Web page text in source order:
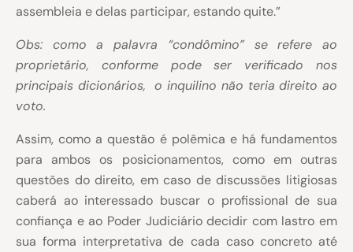
assembleia e delas participar, estando quite.”
Obs: como a palavra “condômino” se refere ao
proprietário, conforme pode ser verificado nos
principais dicionários, o inquilino não teria direito ao
voto.
Assim, como a questão é polêmica e há fundamentos
para ambos os posicionamentos, como em outras
questões do direito, em caso de discussões litigiosas
caberá ao interessado buscar o profissional de sua
confiança e ao Poder Judiciário decidir com lastro em
sua forma interpretativa de cada caso concreto até